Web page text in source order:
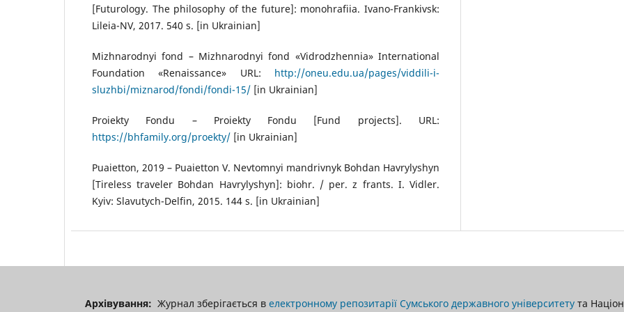
[Futurology. The philosophy of the future]: monohrafiia. Ivano-Frankivsk:
Lileia-NV, 2017. 540 s. [in Ukrainian]
Mizhnarodnyi fond – Mizhnarodnyi fond «Vidrodzhennia» International
Foundation «Renaissance» URL: http://oneu.edu.ua/pages/viddili-i-
sluzhbi/miznarod/fondi/fondi-15/ [in Ukrainian]
Proiekty Fondu – Proiekty Fondu [Fund projects]. URL:
https://bhfamily.org/proekty/ [in Ukrainian]
Puaietton, 2019 – Puaietton V. Nevtomnyi mandrivnyk Bohdan Havrylyshyn
[Tireless traveler Bohdan Havrylyshyn]: biohr. / per. z frants. I. Vidler.
Kyiv: Slavutych-Delfin, 2015. 144 s. [in Ukrainian]
Архівування: Журнал зберігається в електронному репозитарії Сумського державного університету та